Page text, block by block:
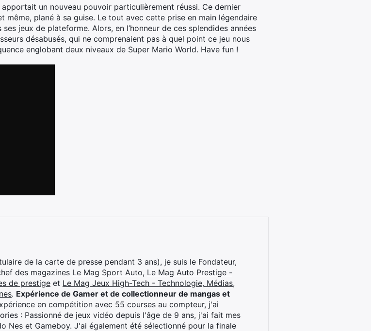
un nouveau pouvoir particulièrement réussi. Ce dernier
plané à sa guise. Le tout avec cette prise en main légendaire
jeux de plateforme. Alors, en l’honneur de ces splendides années
désabusés, qui ne comprenaient pas à quel point ce jeu nous
englobant deux niveaux de Super Mario World. Have fun !
de la carte de presse pendant 3 ans), je suis le Fondateur,
des magazines Le Mag Sport Auto, Le Mag Auto Prestige -
de prestige et Le Mag Jeux High-Tech - Technologie, Médias,
. Expérience de Gamer et de collectionneur de mangas et
en compétition avec 55 courses au compteur, j'ai
: Passionné de jeux vidéo depuis l'âge de 9 ans, j'ai fait mes
Nes et Gameboy. J'ai également été sélectionné pour la finale